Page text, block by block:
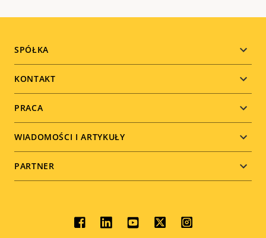
Footer
menu
SPÓŁKA
KONTAKT
PRACA
WIADOMOŚCI I ARTYKUŁY
PARTNER
Social